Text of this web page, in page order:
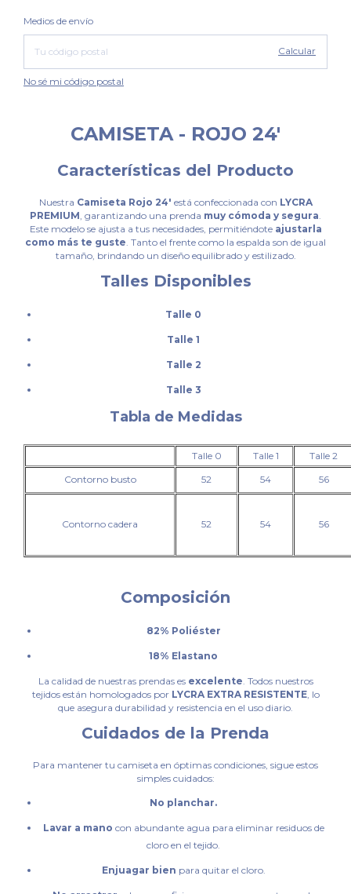
Entregas para el CP:
Medios de envío
Calcular
No sé mi código postal
CAMISETA - ROJO 24'
Características del Producto
Nuestra Camiseta Rojo 24' está confeccionada con LYCRA
PREMIUM , garantizando una prenda muy cómoda y segura
Este modelo se ajusta a tus necesidades, permitiéndote ajustarla
como más te guste . Tanto el frente como la espalda son de igual
tamaño, brindando un diseño equilibrado y estilizado.
Talles Disponibles
Talle 0
Talle 1
Talle 2
Talle 3
Tabla de Medidas
Talle 0 Talle 1
Talle 2
Contorno busto
52 54 56
Contorno cadera 52 54 56
Composición
82% Poliéster
18% Elastano
La calidad de nuestras prendas es excelente . Todos nuestros
tejidos están homologados por LYCRA EXTRA RESISTENTE, lo
que asegura durabilidad y resistencia en el uso diario.
Cuidados de la Prenda
Para mantener tu camiseta en óptimas condiciones, sigue estos
simples cuidados:
No planchar.
Lavar a mano con abundante agua para eliminar residuos de
cloro en el tejido.
Enjuagar bien para quitar el cloro.